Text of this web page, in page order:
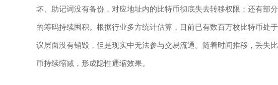
坏、助记词没有备份，对应地址内的比特币彻底失去转移权限；还有部
的筹码持续囤积。根据行业多方统计估算，目前已有数百万枚比特币处
议层面没有销毁，但是现实中无法参与交易流通。随着时间推移，丢失
币持续缩减，形成隐性通缩效果。